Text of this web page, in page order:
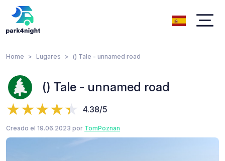
Home Lugares () Tale - unnamed road
() Tale - unnamed road
4.38/5
Creado el 19.06.2023 por TomPoznan